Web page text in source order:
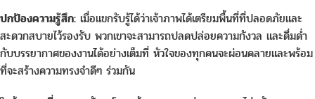
ปกป้องความรู้สึก: เมื่อแขกรับรู้ได้ว่าเจ้าภาพได้เตรียมพื้นที่ที่ปลอดภัยและ
สะดวกสบายไว้รองรับ พวกเขาจะสามารถปลดปล่อยความกังวล และดื่มด่ำ
กับบรรยากาศของงานได้อย่างเต็มที่ หัวใจของทุกคนจะผ่อนคลายและพร้อม
ที่จะสร้างความทรงจำดีๆ ร่วมกัน